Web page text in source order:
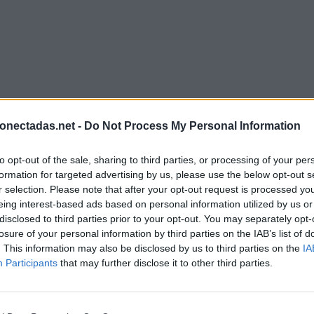
- Do Not Process My Personal Information
opt-out of the sale, sharing to third parties, or processing of your
for targeted advertising by us, please use the below opt-out
selection. Please note that after your opt-out request is processed
interest-based ads based on personal information utilized by us
to third parties prior to your opt-out. You may separately
of your personal information by third parties on the IAB’s list of
This information may also be disclosed by us to third parties on the
Participants that may further disclose it to other third parties.